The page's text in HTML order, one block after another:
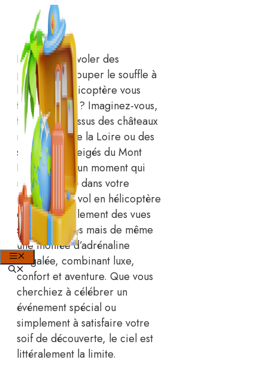
contenu
MENU
L’idée de survoler des
paysages à couper le souffle à
bord d’un hélicoptère vous
fascine-t-elle ? Imaginez-vous,
flottant au-dessus des châteaux
majestueux de la Loire ou des
sommets enneigés du Mont
Blanc, vivant un moment qui
restera gravé dans votre
mémoire. Le vol en hélicoptère
offre non seulement des vues
spectaculaires mais de même
une montée d’adrénaline
inégalée, combinant luxe,
confort et aventure. Que vous
cherchiez à célébrer un
événement spécial ou
simplement à satisfaire votre
soif de découverte, le ciel est
littéralement la limite.